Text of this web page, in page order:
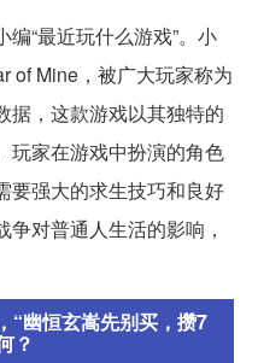
“最近玩什么游戏”。小
Mine，被广大玩家称为
据，这款游戏以其独特的
玩家在游戏中扮演的角色
要强大的求生技巧和良好
对普通人生活的影响，
“幽恒玄嵩先别买，攒7
？